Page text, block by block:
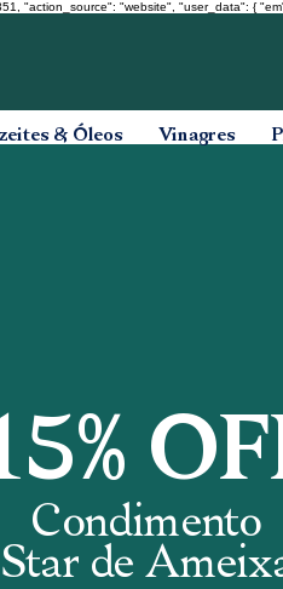
"action_source": "website", "user_data": {
& Óleos Vinagres
Condimento
Star de